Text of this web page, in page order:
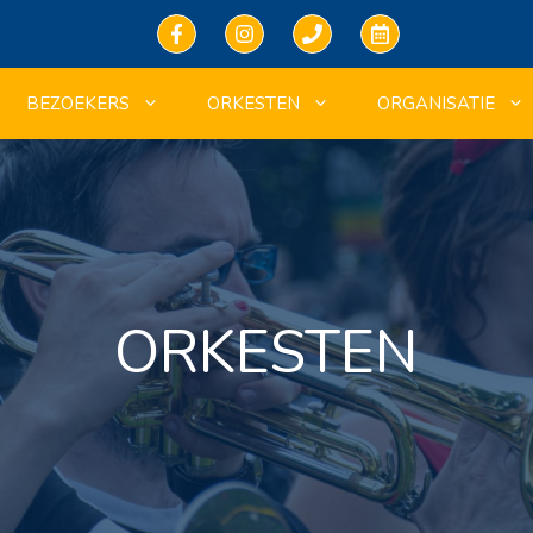
BEZOEKERS ORKESTEN ORGANISATIE
ORKESTEN